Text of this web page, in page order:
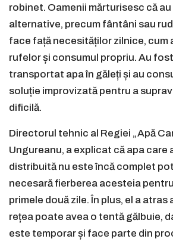
robinet. Oamenii mărturisesc că
alternative, precum fântâni sau
face față necesităților zilnice, cum
rufelor și consumul propriu. Au
transportat apa în găleți și au
soluție improvizată pentru a
dificilă.
Directorul tehnic al Regiei „Apă
Ungureanu, a explicat că apa care
distribuită nu este încă complet
necesară fierberea acesteia
primele două zile. În plus, el a atras
rețea poate avea o tentă gălbuie,
este temporar și face parte din